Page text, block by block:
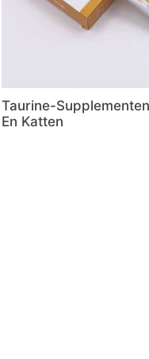
Taurine-
En Katten